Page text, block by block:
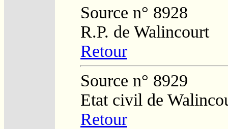
Source n° 8928
R.P. de Walincourt
Retour
Source n° 8929
Etat civil de
Retour